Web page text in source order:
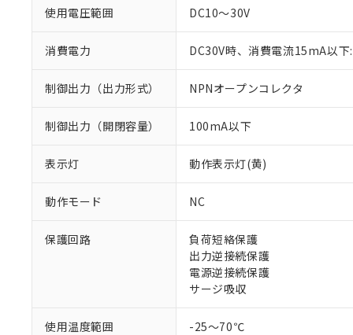
使用電圧範囲 DC10～30V
消費電力 DC30V時、消費電流15mA以
制御出力（出力形式） NPNオープンコレクタ
制御出力（開閉容量） 100mA以下
表示灯 動作表示灯(黄)
動作モード NC
保護回路
負荷短絡保護
出力逆接続保護
電源逆接続保護
サージ吸収
使用温度範囲 -25～70℃
ご利用条件
※1 対応状況
調査・確認中：
非該当品：ライセ
仕入先様の事情に
※1 中国
「○」：最大均質